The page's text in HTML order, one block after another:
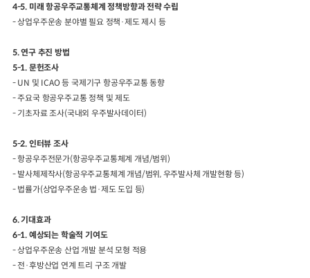
4-5. 미래 항공우주교통체계 정책방향과 전략 수립
- 상업우주운송 분야별 필요 정책·제도 제시 등
5. 연구 추진 방법
5-1. 문헌조사
- UN 및 ICAO 등 국제기구 항공우주교통 동향
- 주요국 항공우주교통 정책 및 제도
- 기초자료 조사(국내외 우주발사데이터)
5-2. 인터뷰 조사
- 항공우주전문가(항공우주교통체계 개념/범위)
- 발사체제작사(항공우주교통체계 개념/범위, 우주발사체 개발현황 등)
- 법률가(상업우주운송 법·제도 도입 등)
6. 기대효과
6-1. 예상되는 학술적 기여도
- 상업우주운송 산업 개발 분석 모형 적용
- 전·후방산업 연계 트리 구조 개발